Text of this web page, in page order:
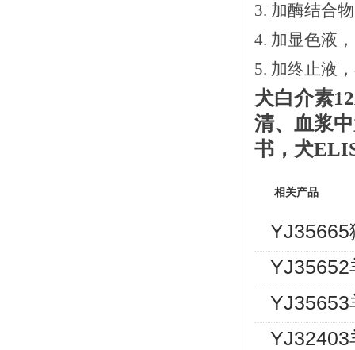
3. 加酶结合
4. 加显色液
5. 加终止液
犬白介素
清、血浆中
书 ， 犬
相关产品
YJ35665
YJ35652
YJ35653
YJ32403